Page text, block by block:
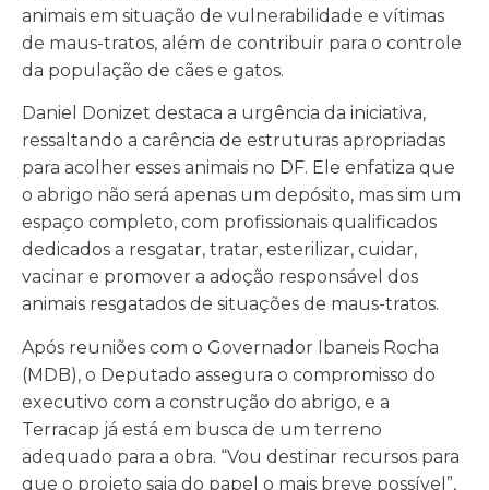
animais em situação de vulnerabilidade e vítimas
de maus-tratos, além de contribuir para o controle
da população de cães e gatos.
Daniel Donizet destaca a urgência da iniciativa,
ressaltando a carência de estruturas apropriadas
para acolher esses animais no DF. Ele enfatiza que
o abrigo não será apenas um depósito, mas sim um
espaço completo, com profissionais qualificados
dedicados a resgatar, tratar, esterilizar, cuidar,
vacinar e promover a adoção responsável dos
animais resgatados de situações de maus-tratos.
Após reuniões com o Governador Ibaneis Rocha
(MDB), o Deputado assegura o compromisso do
executivo com a construção do abrigo, e a
Terracap já está em busca de um terreno
adequado para a obra. “Vou destinar recursos para
que o projeto saia do papel o mais breve possível”,